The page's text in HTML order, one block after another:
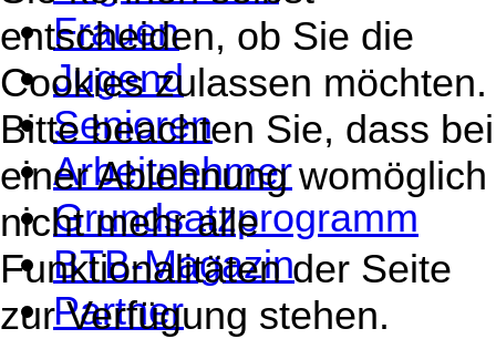
Frauen
Jugend
Senioren
Arbeitnehmer
Grundsatzprogramm
BTB-Magazin
Partner
entscheiden, ob Sie die
Cookies zulassen möchten.
Bitte beachten Sie, dass bei
einer Ablehnung womöglich
nicht mehr alle
Funktionalitäten der Seite
zur Verfügung stehen.